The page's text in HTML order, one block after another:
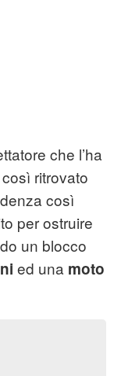
che l’ha
ritrovato
così
per ostruire
un blocco
ed una moto